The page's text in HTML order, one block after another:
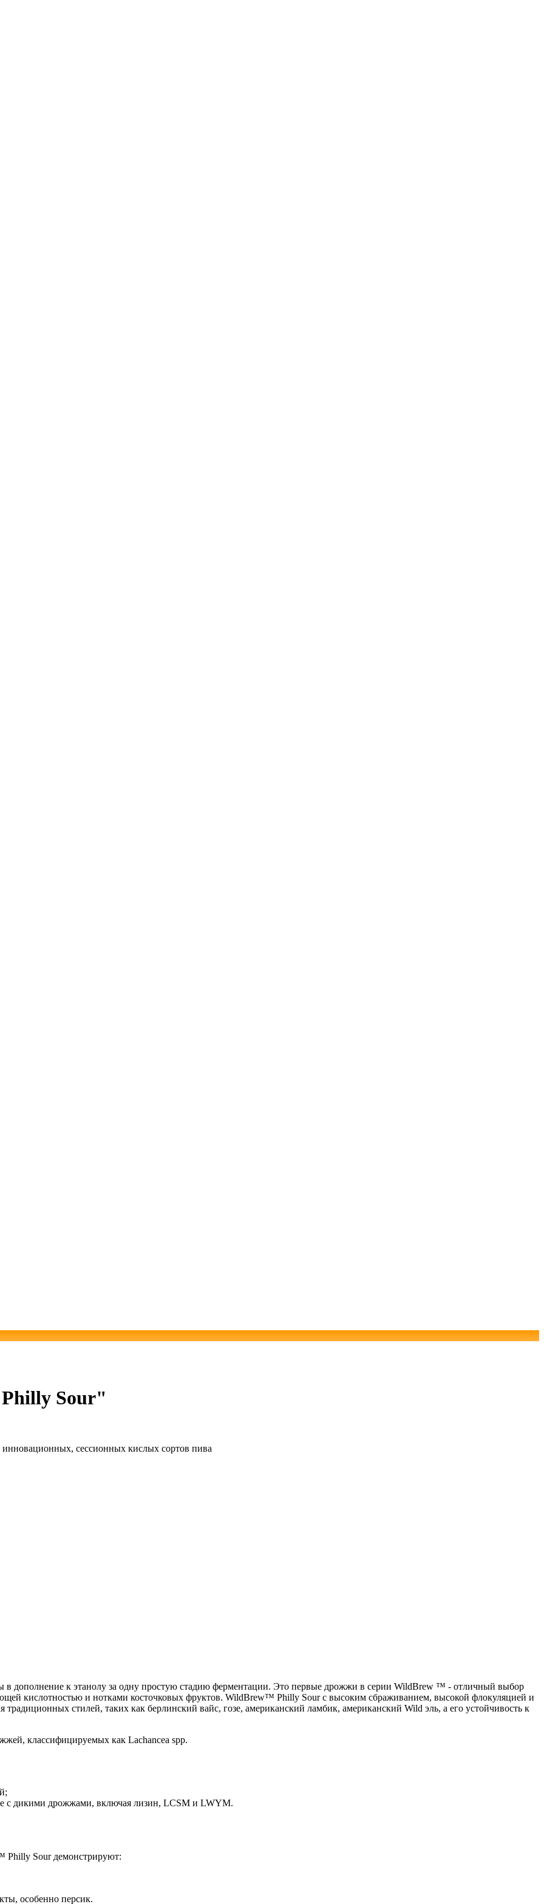
Sour"
сессионных кислых сортов пива
в дополнение к этанолу за одну простую стадию ферментации. Это первые дрожжи в серии WildBrew ™ - отличный выбор
кислотностью и нотками косточковых фруктов. WildBrew™ Philly Sour с высоким сбраживанием, высокой флокуляцией и
стилей, таких как берлинский вайс, гозе, американский ламбик, американский Wild эль, а его устойчивость к
классифицируемых как Lachancea spp.
с дикими дрожжами, включая лизин, LCSM и LWYM.
Philly Sour демонстрируют:
особенно персик.